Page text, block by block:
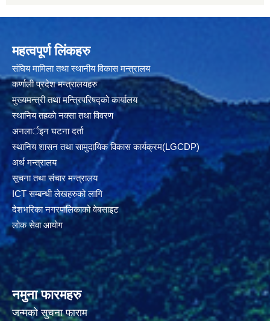
महत्वपूर्ण लिंकहरु
संघिय मामिला तथा स्थानीय विकास मन्त्रालय
कर्णाली प्रदेश मन्त्रालयहरु
मुख्यमन्त्री तथा मन्त्रिपरिषद्को कार्यालय
स्थानिय तहकाे नक्सा तथा विवरण
अनलार्इन घटना दर्ता
स्थानिय शासन तथा सामुदायिक विकास कार्यक्रम(LGCDP)
अर्थ मन्त्रालय
सूचना तथा संचार मन्त्रालय
ICT सम्बन्धी लेखहरुको लागि
देशभरिका नगरपालिकाको वेबसाइट
लोक सेवा आयोग
नमुना फारमहरु
जन्मको सुचना फाराम